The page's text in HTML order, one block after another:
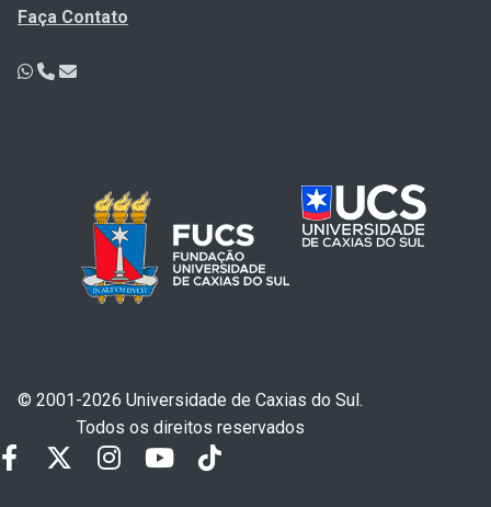
Faça Contato
© 2001-2026 Universidade de Caxias do Sul.
Todos os direitos reservados